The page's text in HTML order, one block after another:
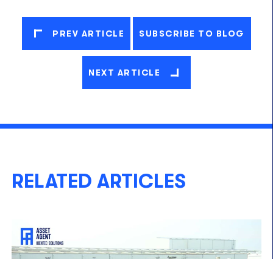
PREV ARTICLE SUBSCRIBE TO BLOG
NEXT ARTICLE
RELATED ARTICLES